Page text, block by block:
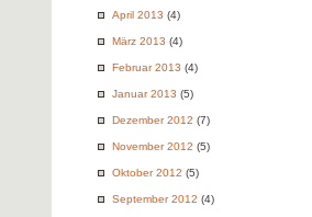
April 2013 (4)
März 2013 (4)
Februar 2013 (4)
Januar 2013 (5)
Dezember 2012 (7)
November 2012 (5)
Oktober 2012 (5)
September 2012 (4)